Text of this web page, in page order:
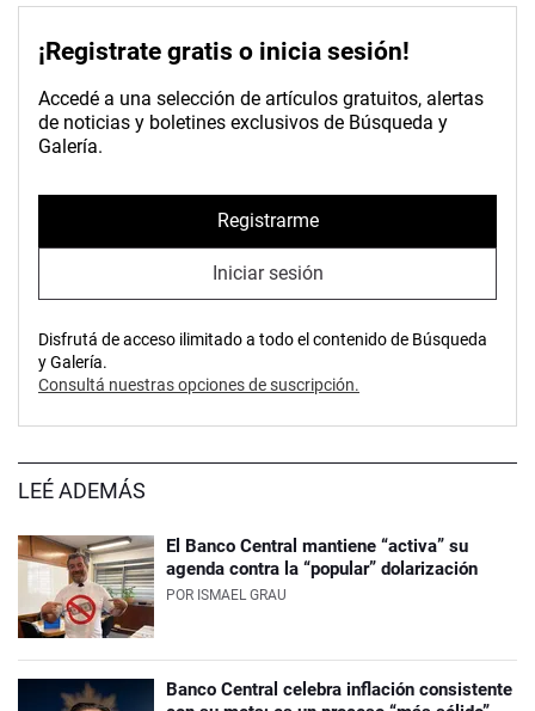
¡Registrate gratis o inicia sesión!
Accedé a una selección de artículos gratuitos, alertas
de noticias y boletines exclusivos de Búsqueda y
Galería.
Registrarme
Iniciar sesión
Disfrutá de acceso ilimitado a todo el contenido de Búsqueda
y Galería.
Consultá nuestras opciones de suscripción.
LEÉ ADEMÁS
El Banco Central mantiene “activa” su
agenda contra la “popular” dolarización
POR ISMAEL GRAU
Banco Central celebra inflación consistente